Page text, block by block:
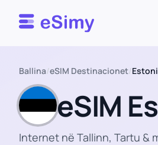
Esimy
Ballina/eSIM Destinacionet/Estoni
eSIM
Internet në Tallinn, Tartu &